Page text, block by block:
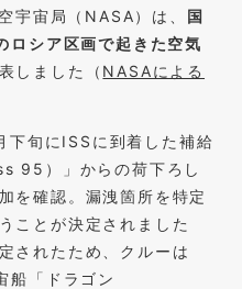
宇宙局（NASA）は、 国
ロシア区画で起きた空気
しました（ NASAによる
旬にISSに到着した補給
95）」からの荷下ろし
を確認。漏洩箇所を特定
ことが決定されました
されたため、クルーは
船「ドラゴン